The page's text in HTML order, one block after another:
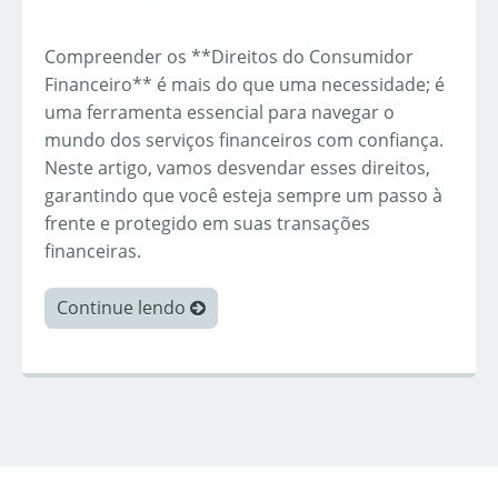
Compreender os **Direitos do Consumidor
Financeiro** é mais do que uma necessidade; é
uma ferramenta essencial para navegar o
mundo dos serviços financeiros com confiança.
Neste artigo, vamos desvendar esses direitos,
garantindo que você esteja sempre um passo à
frente e protegido em suas transações
financeiras.
Continue lendo